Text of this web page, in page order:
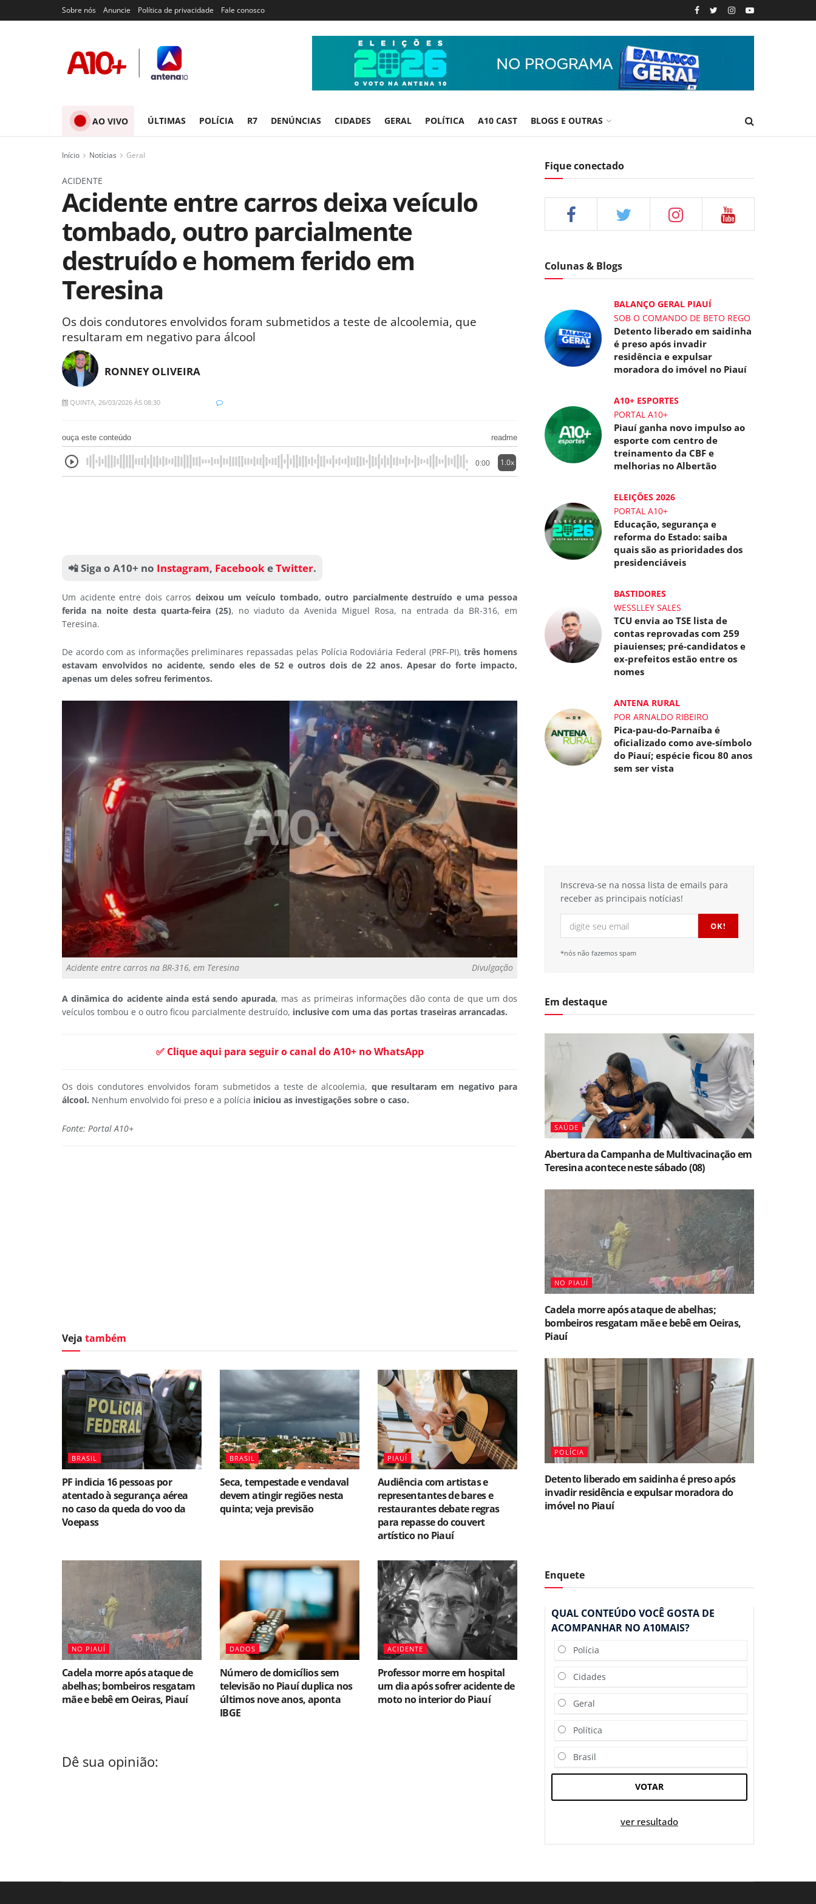
Sobre nós Anuncie Política de privacidade Fale conosco
AO VIVO ÚLTIMAS POLÍCIA R7 DENÚNCIAS CIDADES GERAL POLÍTICA A10 CAST BLOGS E OUTRAS
Início Notícias Geral
ACIDENTE
Acidente entre carros deixa veículo
tombado, outro parcialmente
destruído e homem ferido em
Teresina
Os dois condutores envolvidos foram submetidos a teste de alcoolemia, que
resultaram em negativo para álcool
RONNEY OLIVEIRA
QUINTA, 26/03/2026 ÀS 08:30
ouça este conteúdo readme
0:00 1.0x
📲 Siga o A10+ no Instagram, FacebookeTwitter.
Um acidente entre dois carros deixou um veículo tombado, outro parcialmente destruído e uma pessoa
ferida na noite desta quarta-feira (25), no viaduto da Avenida Miguel Rosa, na entrada da BR-316, em
Teresina.
De acordo com as informações preliminares repassadas pelas Polícia Rodoviária Federal (PRF-PI), três homens
estavam envolvidos no acidente, sendo eles de 52 e outros dois de 22 anos. Apesar do forte impacto,
apenas um deles sofreu ferimentos.
Acidente entre carros na BR-316, em Teresina Divulgação
A dinâmica do acidente ainda está sendo apurada, mas as primeiras informações dão conta de que um dos
veículos tombou e o outro ficou parcialmente destruído, inclusive com uma das portas traseiras arrancadas.
✅ Clique aqui para seguir o canal do A10+ no WhatsApp
Os dois condutores envolvidos foram submetidos a teste de alcoolemia, que resultaram em negativo para
álcool. Nenhum envolvido foi preso e a polícia iniciou as investigações sobre o caso.
Fonte: Portal A10+
Veja também
BRASIL
PF indicia 16 pessoas por
atentado à segurança aérea
no caso da queda do voo da
Voepass
BRASIL
Seca, tempestade e vendaval
devem atingir regiões nesta
quinta; veja previsão
PIAUÍ
Audiência com artistas e
representantes de bares e
restaurantes debate regras
para repasse do couvert
artístico no Piauí
NO PIAUÍ
Cadela morre após ataque de
abelhas; bombeiros resgatam
mãe e bebê em Oeiras, Piauí
DADOS
Número de domicílios sem
televisão no Piauí duplica nos
últimos nove anos, aponta
IBGE
ACIDENTE
Professor morre em hospital
um dia após sofrer acidente de
moto no interior do Piauí
Dê sua opinião:
Fique conectado
Colunas & Blogs
BALANÇO GERAL PIAUÍ
SOB O COMANDO DE BETO REGO
Detento liberado em saidinha
é preso após invadir
residência e expulsar
moradora do imóvel no Piauí
A10+ ESPORTES
PORTAL A10+
Piauí ganha novo impulso ao
esporte com centro de
treinamento da CBF e
melhorias no Albertão
ELEIÇÕES 2026
PORTAL A10+
Educação, segurança e
reforma do Estado: saiba
quais são as prioridades dos
presidenciáveis
BASTIDORES
WESSLLEY SALES
TCU envia ao TSE lista de
contas reprovadas com 259
piauienses; pré-candidatos e
ex-prefeitos estão entre os
nomes
ANTENA RURAL
POR ARNALDO RIBEIRO
Pica-pau-do-Parnaíba é
oficializado como ave-símbolo
do Piauí; espécie ficou 80 anos
sem ser vista
Inscreva-se na nossa lista de emails para
receber as principais notícias!
*nós não fazemos spam
Em destaque
SAÚDE
Abertura da Campanha de Multivacinação em
Teresina acontece neste sábado (08)
NO PIAUÍ
Cadela morre após ataque de abelhas;
bombeiros resgatam mãe e bebê em Oeiras,
Piauí
POLÍCIA
Detento liberado em saidinha é preso após
invadir residência e expulsar moradora do
imóvel no Piauí
Enquete
QUAL CONTEÚDO VOCÊ GOSTA DE
ACOMPANHAR NO A10MAIS?
Polícia
Cidades
Geral
Política
Brasil
VOTAR
ver resultado